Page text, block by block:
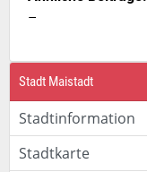
–
Stadt Maistadt
Stadtinformation
Stadtkarte